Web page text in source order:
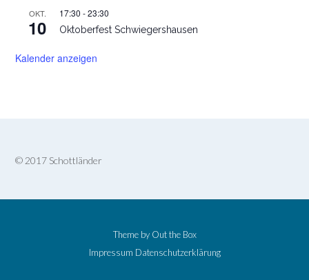
OKT.
10
17:30 -23:30
Oktoberfest Schwiegershausen
Kalender anzeigen
© 2017 Schottländer
Theme by Out the Box
Impressum Datenschutzerklärung